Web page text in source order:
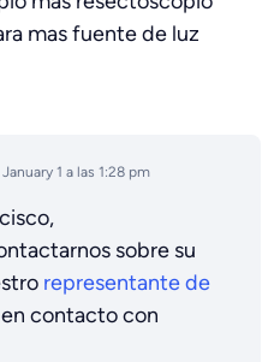
mas fuente de luz
January 1 a las 1:28 pm
sobre su
representante de
contacto con